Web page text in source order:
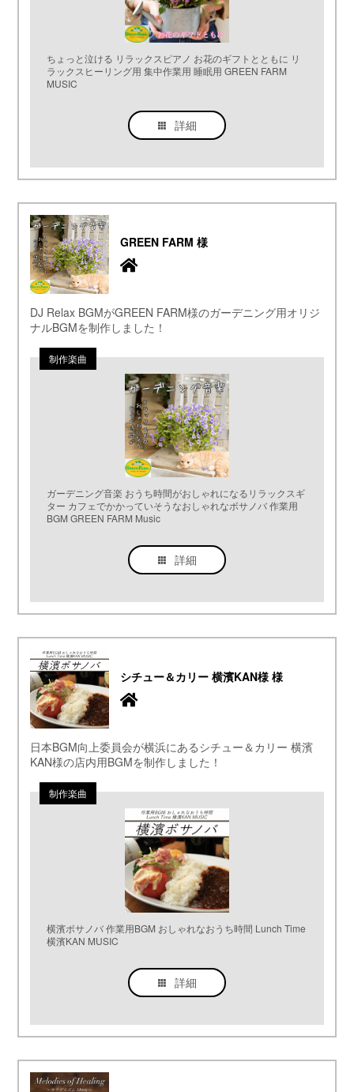
ちょっと泣ける リラックスピアノ お花のギフトとともに リ
ラックスヒーリング用 集中作業用 睡眠用 GREEN FARM
MUSIC
詳細
GREEN FARM 様
DJ Relax BGMがGREEN FARM様のガーデニング用オリジ
ナルBGMを制作しました！
ガーデニング音楽 おうち時間がおしゃれになるリラックスギ
ター カフェでかかっていそうなおしゃれなボサノバ 作業用
BGM GREEN FARM Music
詳細
シチュー＆カリー 横濱KAN様 様
日本BGM向上委員会が横浜にあるシチュー＆カリー 横濱
KAN様の店内用BGMを制作しました！
横濱ボサノバ 作業用BGM おしゃれなおうち時間 Lunch Time
横濱KAN MUSIC
詳細